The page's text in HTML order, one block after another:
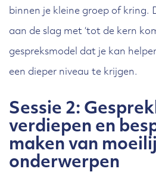
binnen je kleine groep of kring.
aan de slag met ‘tot de kern
gespreksmodel dat je kan
een dieper niveau te krijgen.
Sessie 2:
verdiepen en
maken van
onderwerpen